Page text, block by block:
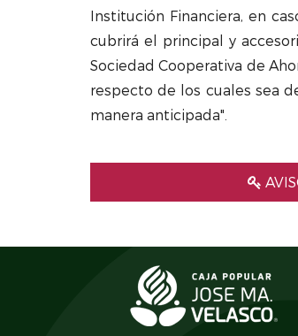
Institución Financiera, en
cubrirá el principal y
Sociedad Cooperativa de
respecto de los cuales sea
manera anticipada".